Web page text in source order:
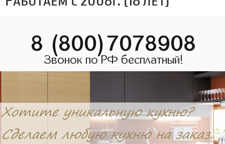
8 (800)7078908
Звонок по РФ бесплатный!